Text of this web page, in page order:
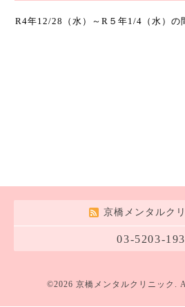
R4年12/28（水）～R５年1/4（水）の
京橋メンタルク
03-5203-
©2026 京橋メンタルクリニック .